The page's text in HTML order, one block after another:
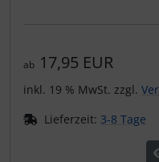
ab 17,95 EUR
inkl. 19 % MwSt. zzgl.
Lieferzeit: 3-8 Tage